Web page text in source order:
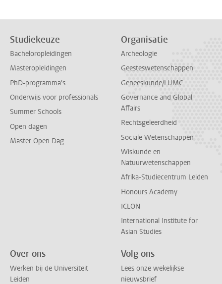
Studiekeuze
Bacheloropleidingen
Masteropleidingen
PhD-programma's
Onderwijs voor professionals
Summer Schools
Open dagen
Master Open Dag
Organisatie
Archeologie
Geesteswetenschappen
Geneeskunde/LUMC
Governance and Global
Affairs
Rechtsgeleerdheid
Sociale Wetenschappen
Wiskunde en
Natuurwetenschappen
Afrika-Studiecentrum Leiden
Honours Academy
ICLON
International Institute for
Asian Studies
Over ons
Werken bij de Universiteit
Leiden
Volg ons
Lees onze wekelijkse
nieuwsbrief